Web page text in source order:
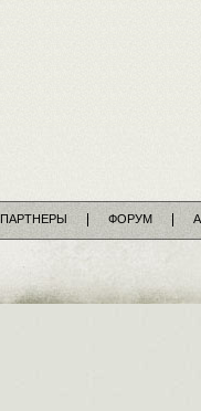
ПАРТНЕРЫ ФОРУМ